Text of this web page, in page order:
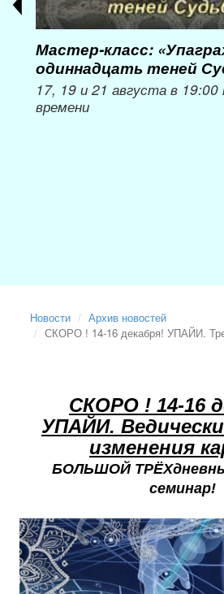
Мастер-класс:
одиннадцать теней
17, 19 и 21 августа в 19:00
времени
Новости
Архив новостей
СКОРО ! 14-16 декабря! УПАЙИ.
СКОРО ! 14-16
УПАЙИ.
изменения
БОЛЬШОЙ
семинар!